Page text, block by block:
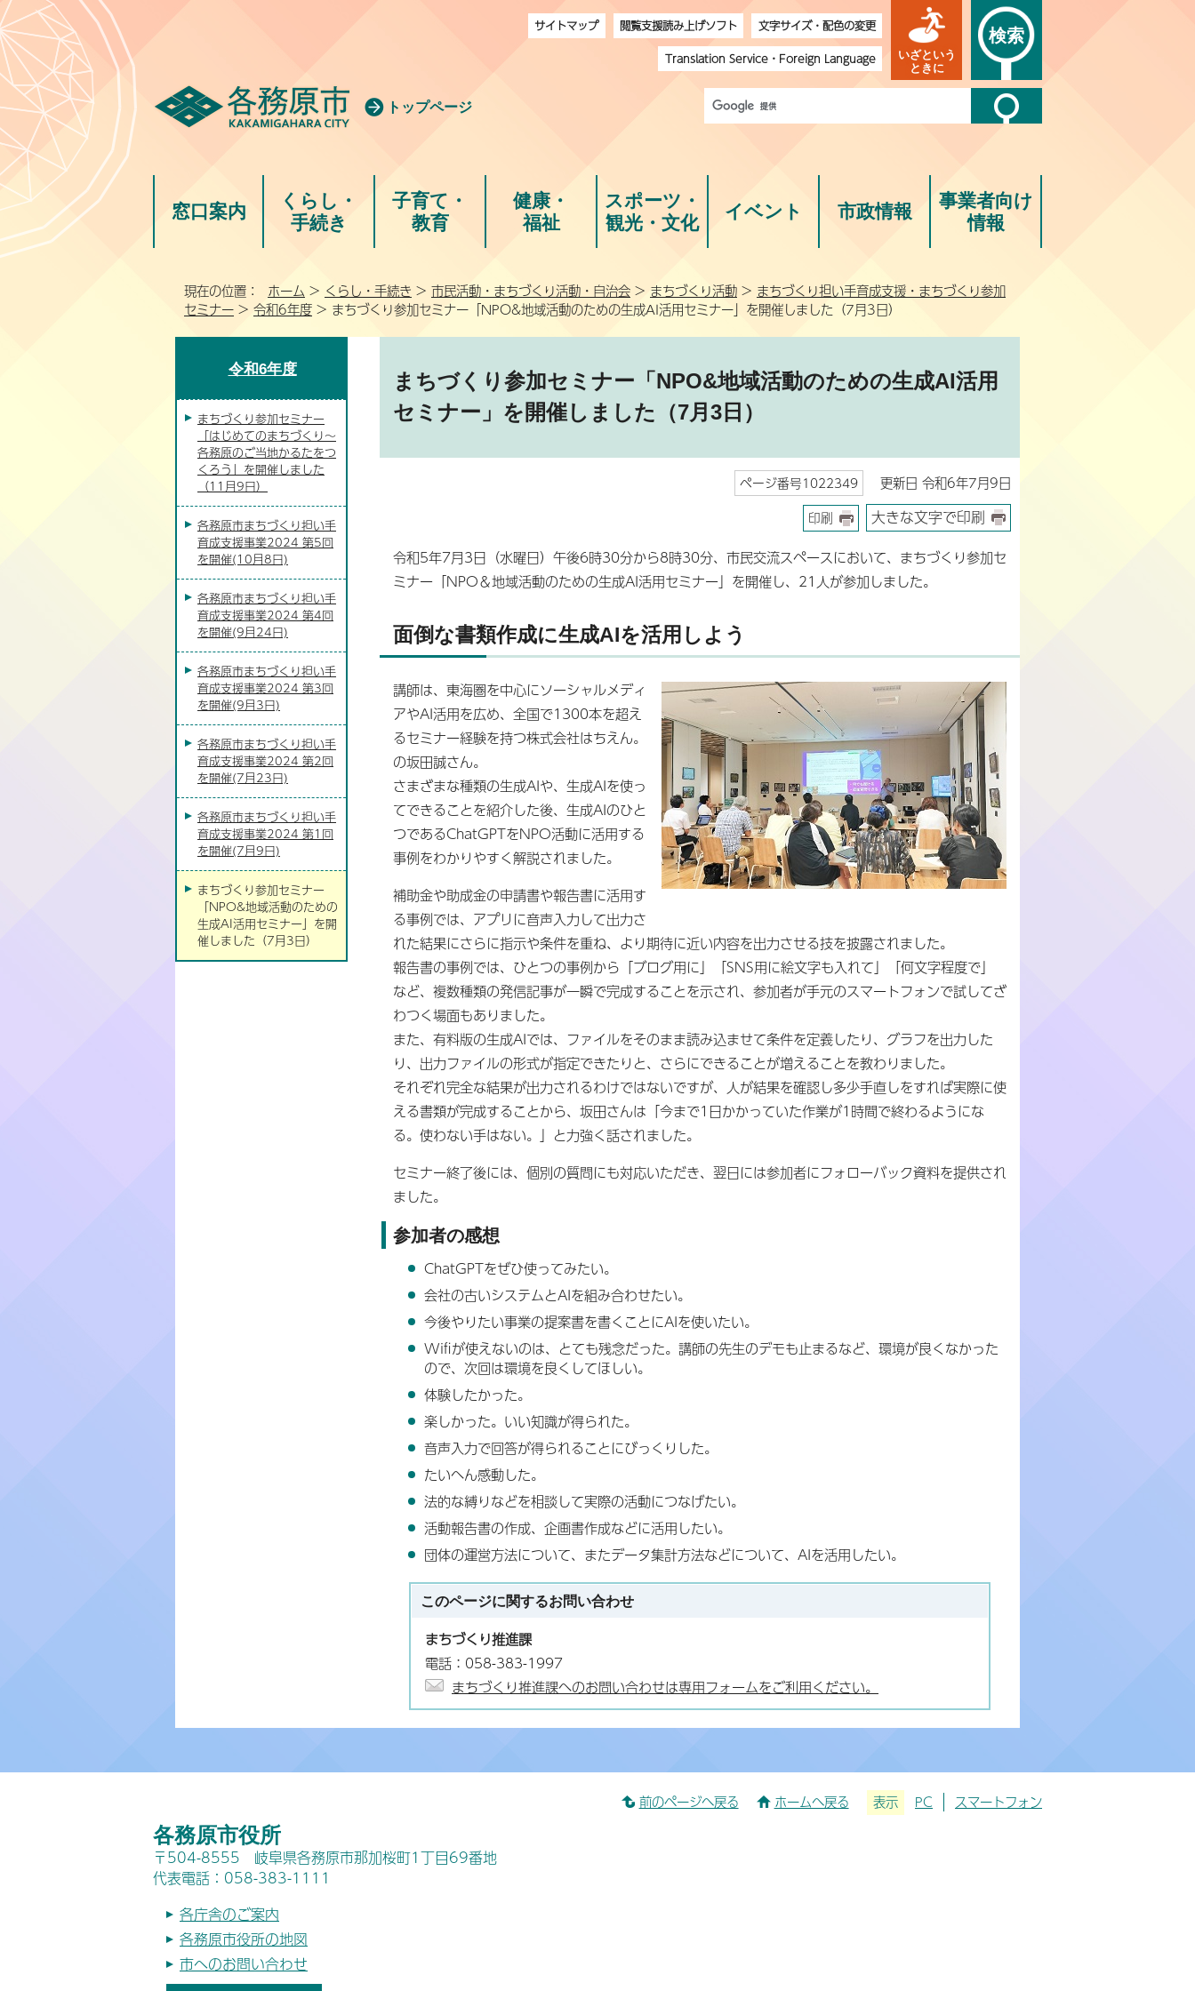
トップページ
サイトマップ 閲覧支援読み上げソフト
文字サイズ・配色の変更
Translation Service・ Foreign Language
いざという
ときに
検索
窓口案内
くらし・
手続き
子育て・
教育
健康・
福祉
スポーツ・
観光・文化
イベント 市政情報
事業者向け
情報
現在の位置： ホーム > くらし・手続き > 市民活動・まちづくり活動・自治会 > まちづくり活動 > まちづくり担い手育成支援・まちづくり参加
セミナー > 令和6年度 > まちづくり参加セミナー「NPO&地域活動のための生成AI活用セミナー」を開催しました（7月3日）
まちづくり参加セミナー「NPO&地域活動のための生成AI活用
セミナー」を開催しました（7月3日）
ページ番号1022349 更新日 令和6年7月9日
印刷 大きな文字で印刷
令和5年7月3日（水曜日）午後6時30分から8時30分、市民交流スペースにおいて、まちづくり参加セ
ミナー「NPO＆地域活動のための生成AI活用セミナー」を開催し、21人が参加しました。
面倒な書類作成に生成AIを活用しよう
講師は、東海圏を中心にソーシャルメディ
アやAI活用を広め、全国で1300本を超え
るセミナー経験を持つ株式会社はちえん。
の坂田誠さん。
さまざまな種類の生成AIや、生成AIを使っ
てできることを紹介した後、生成AIのひと
つであるChatGPTをNPO活動に活用する
事例をわかりやすく解説されました。
補助金や助成金の申請書や報告書に活用す
る事例では、アプリに音声入力して出力さ
れた結果にさらに指示や条件を重ね、より期待に近い内容を出力させる技を披露されました。
報告書の事例では、ひとつの事例から「ブログ用に」「SNS用に絵文字も入れて」「何文字程度で」
など、複数種類の発信記事が一瞬で完成することを示され、参加者が手元のスマートフォンで試してざ
わつく場面もありました。
また、有料版の生成AIでは、ファイルをそのまま読み込ませて条件を定義したり、グラフを出力した
り、出力ファイルの形式が指定できたりと、さらにできることが増えることを教わりました。
それぞれ完全な結果が出力されるわけではないですが、人が結果を確認し多少手直しをすれば実際に使
える書類が完成することから、坂田さんは「今まで1日かかっていた作業が1時間で終わるようにな
る。使わない手はない。」と力強く話されました。
セミナー終了後には、個別の質問にも対応いただき、翌日には参加者にフォローバック資料を提供され
ました。
参加者の感想
ChatGPTをぜひ使ってみたい。
会社の古いシステムとAIを組み合わせたい。
今後やりたい事業の提案書を書くことにAIを使いたい。
Wifiが使えないのは、とても残念だった。講師の先生のデモも止まるなど、環境が良くなかった
ので、次回は環境を良くしてほしい。
体験したかった。
楽しかった。いい知識が得られた。
音声入力で回答が得られることにびっくりした。
たいへん感動した。
法的な縛りなどを相談して実際の活動につなげたい。
活動報告書の作成、企画書作成などに活用したい。
団体の運営方法について、またデータ集計方法などについて、AIを活用したい。
このページに関するお問い合わせ
まちづくり推進課
電話：058-383-1997
まちづくり推進課へのお問い合わせは専用フォームをご利用ください。
令和6年度
まちづくり参加セミナー
「はじめてのまちづくり～
各務原のご当地かるたをつ
くろう」を開催しました
（11月9日）
各務原市まちづくり担い手
育成支援事業2024 第5回
を開催(10月8日)
各務原市まちづくり担い手
育成支援事業2024 第4回
を開催(9月24日)
各務原市まちづくり担い手
育成支援事業2024 第3回
を開催(9月3日)
各務原市まちづくり担い手
育成支援事業2024 第2回
を開催(7月23日)
各務原市まちづくり担い手
育成支援事業2024 第1回
を開催(7月9日)
まちづくり参加セミナー
「NPO&地域活動のための
生成AI活用セミナー」を開
催しました（7月3日）
前のページへ戻る ホームへ戻る 表示 PC スマートフォン
各務原市役所
〒504-8555 岐阜県各務原市那加桜町1丁目69番地
代表電話：058-383-1111
各庁舎のご案内
各務原市役所の地図
市へのお問い合わせ